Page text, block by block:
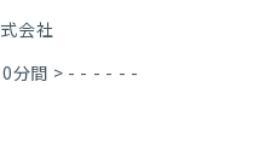
会社
分間 > - - - - - -